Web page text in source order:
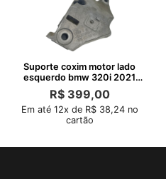
Suporte coxim motor lado
esquerdo bmw 320i 2021
2022 2023
R$399,00
Em até 12x de R$ 38,24 no
cartão